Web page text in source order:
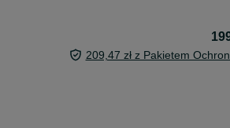
209,47 zł z Pakietem